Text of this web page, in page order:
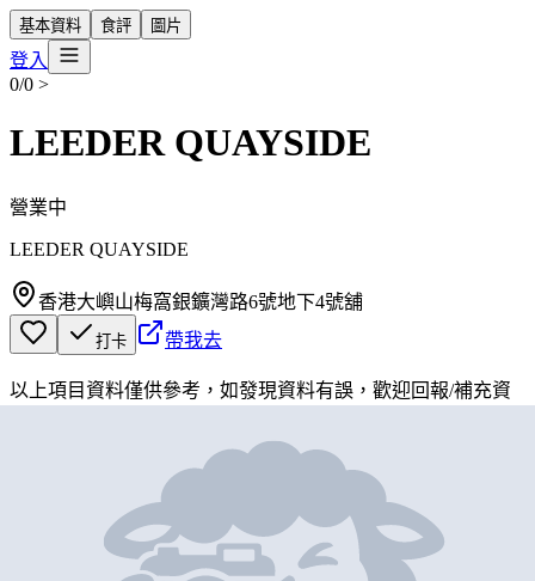
基本資料 食評 圖片
登入
0/0 >
LEEDER QUAYSIDE
營業中
LEEDER QUAYSIDE
香港大嶼山梅窩銀鑛灣路6號地下4號舖
打卡 帶我去
以上項目資料僅供參考，如發現資料有誤，歡迎回報/補充資